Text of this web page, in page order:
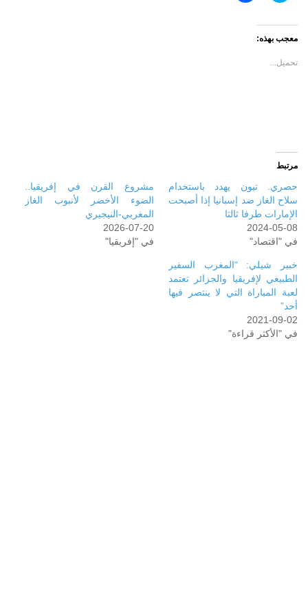
(فتح
في
نافذة
معجب بهذه:
تحميل...
مرتبط
حصري. تبون يهدد باستخدام
سلاح الغاز ضد إسبانيا إذا أصبحت
الإمارات طرفا ثالثا
2024-05-08
في "اقتصاد"
مشروع القرن في إفريقيا..
الضوء الأخضر لأنبوب الغاز
المغربي-النيجيري
2026-07-20
في "إفريقيا"
خبير شيلي: “المغرب السفير
الطبيعي لإفريقيا والجزائر تعتمد
لعبة المباراة التي لا ينتصر فيها
أحد”
2021-09-02
في "الأكثر قراءة"